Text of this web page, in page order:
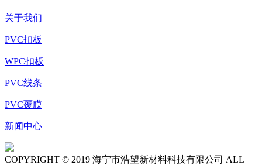
关于我们
PVC扣板
WPC扣板
PVC线条
PVC覆膜
新闻中心
COPYRIGHT © 2019 海宁市浩望新材料科技有限公司 ALL